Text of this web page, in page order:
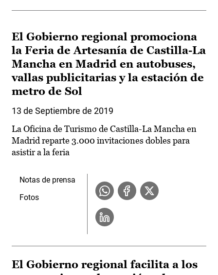
El Gobierno regional promociona
la Feria de Artesanía de Castilla-La
Mancha en Madrid en autobuses,
vallas publicitarias y la estación de
metro de Sol
13 de Septiembre de 2019
La Oficina de Turismo de Castilla-La Mancha en
Madrid reparte 3.000 invitaciones dobles para
asistir a la feria
Notas de prensa
Fotos
El Gobierno regional facilita a los